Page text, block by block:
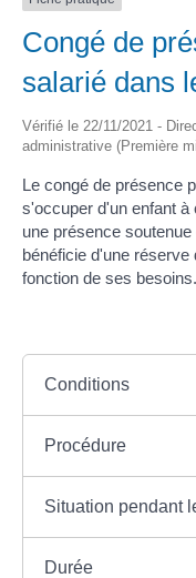
Congé de
salarié dans
Vérifié le 22/11/2021 -
administrative (Première
Le congé de présence
s'occuper d'un enfant à
une présence
bénéficie d'une
fonction de ses besoins.
Conditions
Procédure
Situation pendant
Durée